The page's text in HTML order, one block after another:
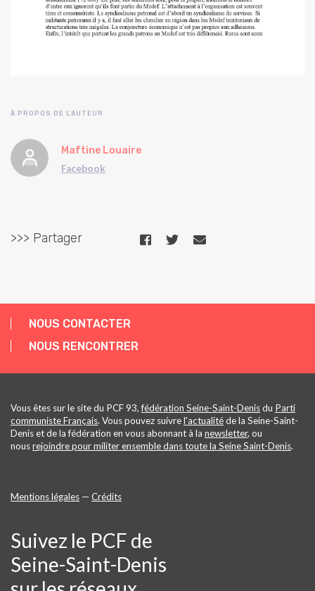
À PROPOS DE L'AUTEUR
Maftine Louaire
Facebook
>>> Partager
NOUS CONTACTER
NOUS RENCONTRER
Vous êtes sur le site du PCF 93,fédération Seine-Saint-Denisdu Parti
communiste Français. Vous pouvez suivrel'actualitéde la Seine-Saint-
Denis et de la fédération en vous abonnant à la newsletter, ou
nousrejoindre pour militer ensemble dans toute la Seine Saint-Denis.
Mentions légales — Crédits
Suivez le PCF de
Seine-Saint-Denis